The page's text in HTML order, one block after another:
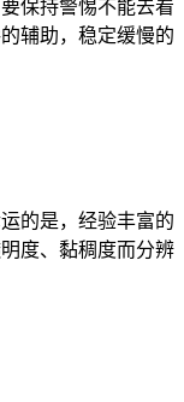
保持警惕不能去看
辅助，稳定缓慢的
的是，经验丰富的
度、黏稠度而分辨